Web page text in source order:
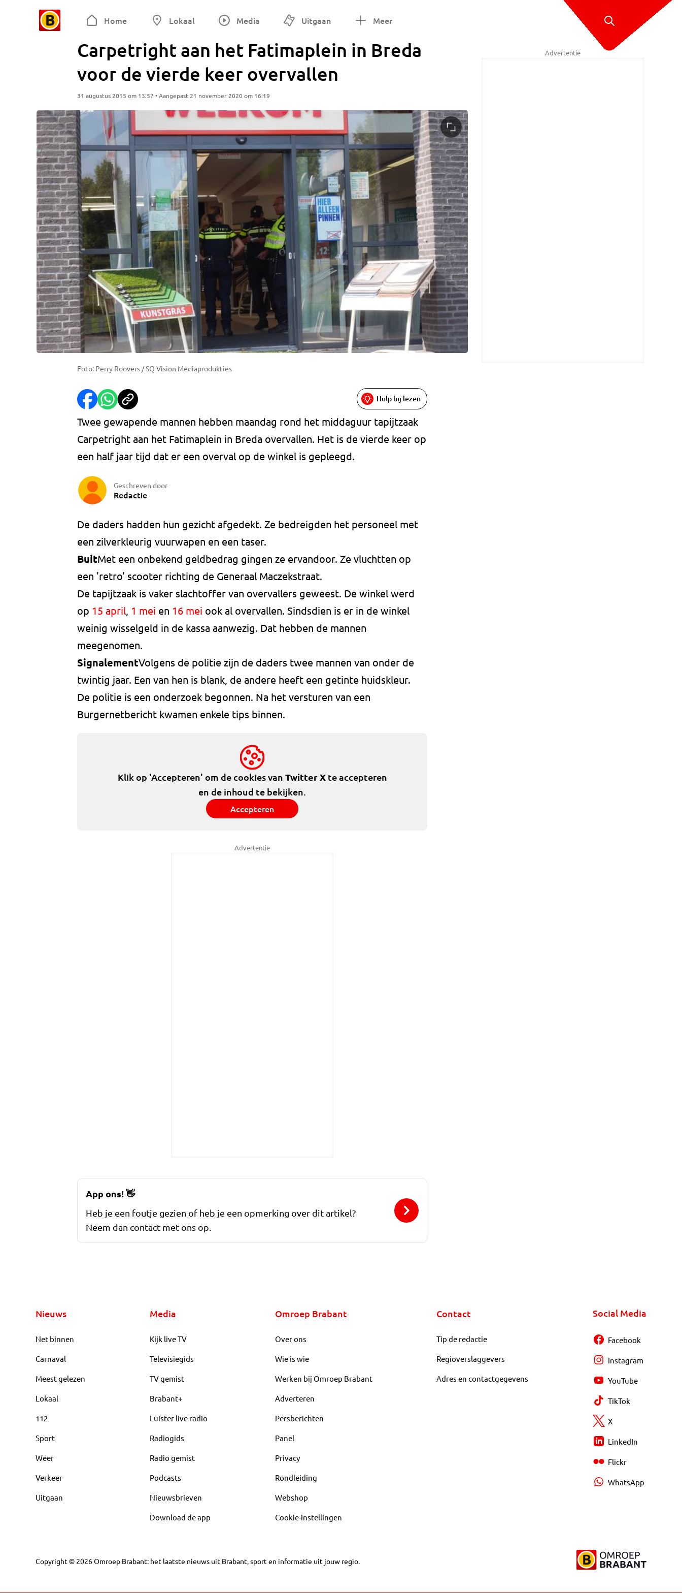
Home Lokaal Media Uitgaan Meer
Carpetright aan het Fatimaplein in Breda
voor de vierde keer overvallen
31 augustus 2015 om 13:57 • Aangepast 21 november 2020 om 16:19
Foto: Perry Roovers / SQ Vision Mediaprodukties
Hulp bij lezen
Twee gewapende mannen hebben maandag rond het middaguur tapijtzaak
Carpetright aan het Fatimaplein in Breda overvallen. Het is de vierde keer op
een half jaar tijd dat er een overval op de winkel is gepleegd.
Geschreven door
Redactie
De daders hadden hun gezicht afgedekt. Ze bedreigden het personeel met
een zilverkleurig vuurwapen en een taser.
BuitMet een onbekend geldbedrag gingen ze ervandoor. Ze vluchtten op
een 'retro' scooter richting de Generaal Maczekstraat.
De tapijtzaak is vaker slachtoffer van overvallers geweest. De winkel werd
op 15 april, 1 mei en 16 mei ook al overvallen. Sindsdien is er in de winkel
weinig wisselgeld in de kassa aanwezig. Dat hebben de mannen
meegenomen.
SignalementVolgens de politie zijn de daders twee mannen van onder de
twintig jaar. Een van hen is blank, de andere heeft een getinte huidskleur.
De politie is een onderzoek begonnen. Na het versturen van een
Burgernetbericht kwamen enkele tips binnen.
Klik op 'Accepteren' om de cookies van Twitter Xte accepteren
en de inhoud te bekijken.
Accepteren
Advertentie
Advertentie
App ons!👋
Heb je een foutje gezien of heb je een opmerking over dit artikel?
Neem dan contact met ons op.
Nieuws
Net binnen
Carnaval
Meest gelezen
Lokaal
112
Sport
Weer
Verkeer
Uitgaan
Media
Kijk live TV
Televisiegids
TV gemist
Brabant+
Luister live radio
Radiogids
Radio gemist
Podcasts
Nieuwsbrieven
Download de app
Omroep Brabant
Over ons
Wie is wie
Werken bij Omroep Brabant
Adverteren
Persberichten
Panel
Privacy
Rondleiding
Webshop
Cookie-instellingen
Contact
Tip de redactie
Regioverslaggevers
Adres en contactgegevens
Social Media
Facebook
Instagram
YouTube
TikTok
X
LinkedIn
Flickr
WhatsApp
Copyright © 2026Omroep Brabant: het laatste nieuws uit Brabant, sport en informatie uit jouw regio.